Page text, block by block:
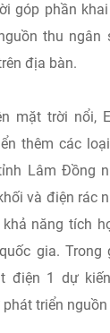
góp phần
thu ngân
địa bàn.
mặt trời nổi,
thêm các
Lâm Đồng
và điện rác
năng tích
gia. Trong
điện 1 dự
triển nguồn